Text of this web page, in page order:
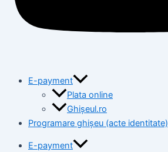
E-payment
Plata online
Ghișeul.ro
Programare ghișeu (acte identitate)
E-payment